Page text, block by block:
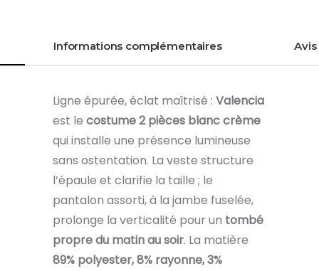
Informations complémentaires Avis
Ligne épurée, éclat maîtrisé : Valencia
est le costume 2 pièces blanc crème
qui installe une présence lumineuse
sans ostentation. La veste structure
l’épaule et clarifie la taille ; le
pantalon assorti, à la jambe fuselée,
prolonge la verticalité pour un tombé
propre du matin au soir. La matière
89% polyester, 8% rayonne, 3%